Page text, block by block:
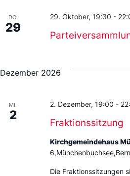
DO.
29
29. Oktober, 19:30 -
Dezember 2026
MI.
2
Fraktionssitzung
2. Dezember, 19:00 -
Kirchgemeindehaus
Die Fraktionssitzungen